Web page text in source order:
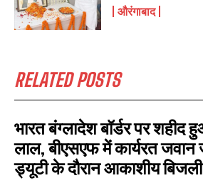
औरंगाबाद
RELATED POSTS
भारत बंग्लादेश बॉर्डर पर शहीद
लाल, बीएसएफ में कार्यरत जवान
ड्यूटी के दौरान आकाशीय